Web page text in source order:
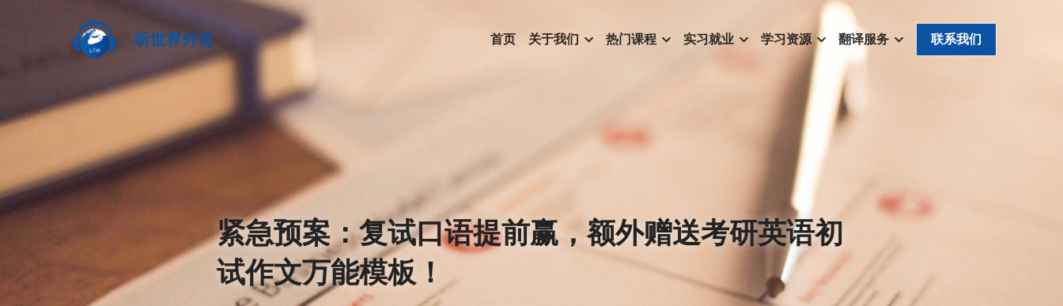
听世界外语 首页 关于我们 热门课程 实习就业 学习资源 翻译服务 联系我们
紧急预案：复试口语提前赢，额外赠送考研英语初
试作文万能模板！